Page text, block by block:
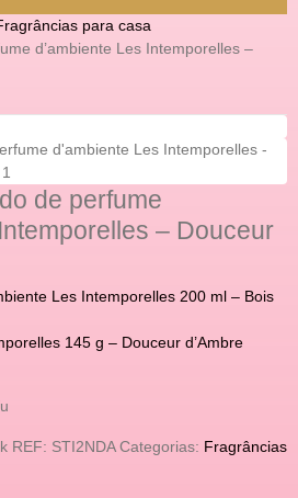
para casa
d’ambiente Les Intemporelles –
de perfume
– Douceur
Les Intemporelles 200 ml – Bois
145 g – Douceur d’Ambre
REF: STI2NDA Categorias: Fragrâncias